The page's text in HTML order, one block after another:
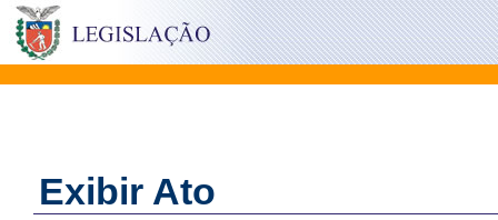
Exibir Ato